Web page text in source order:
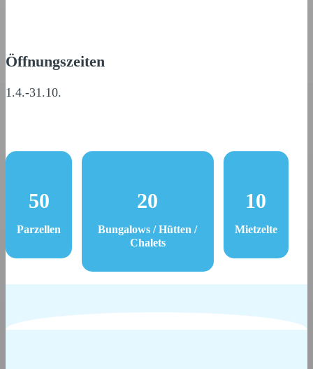
Öffnungszeiten
1.4.-31.10.
50
Parzellen
20
Bungalows / Hütten /
Chalets
10
Mietzelte